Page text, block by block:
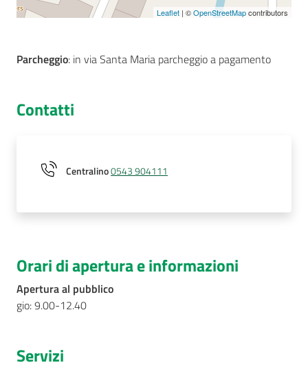
Leaflet | ©OpenStreetMapcontributors
Parcheggio: in via Santa Maria parcheggio a pagamento
Contatti
Centralino0543 904111
Orari di apertura e informazioni
Apertura al pubblico
gio: 9.00-12.40
Servizi